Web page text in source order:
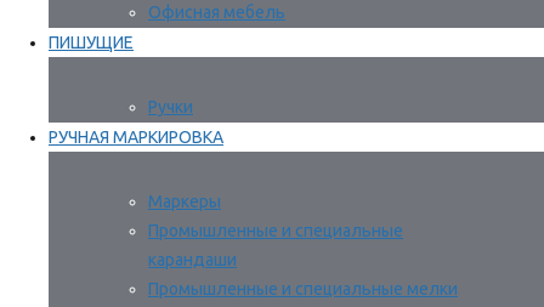
Офисная мебель
ПИШУЩИЕ
Ручки
РУЧНАЯ МАРКИРОВКА
Маркеры
Промышленные и специальные
карандаши
Промышленные и специальные мелки